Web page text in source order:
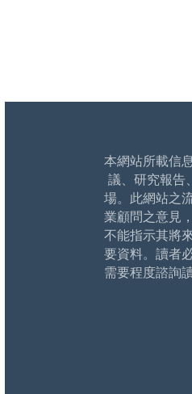
本網站所載信
議、研究報告
場。此網站之
業顧問之意見
不能指示其將
要資料。讀者
需要程度諮詢